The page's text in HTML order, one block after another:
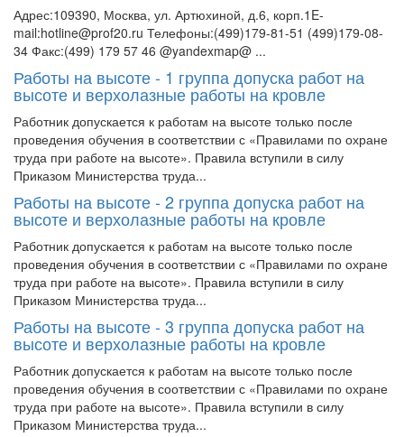
Адрес:109390, Москва, ул. Артюхиной, д.6, корп.1E-
mail:hotline@prof20.ru Телефоны:(499)179-81-51 (499)179-08-
34 Факс:(499) 179 57 46 @yandexmap@ ...
Работы на высоте - 1 группа допуска работ на
высоте и верхолазные работы на кровле
Работник допускается к работам на высоте только после
проведения обучения в соответствии с «Правилами по охране
труда при работе на высоте». Правила вступили в силу
Приказом Министерства труда...
Работы на высоте - 2 группа допуска работ на
высоте и верхолазные работы на кровле
Работник допускается к работам на высоте только после
проведения обучения в соответствии с «Правилами по охране
труда при работе на высоте». Правила вступили в силу
Приказом Министерства труда...
Работы на высоте - 3 группа допуска работ на
высоте и верхолазные работы на кровле
Работник допускается к работам на высоте только после
проведения обучения в соответствии с «Правилами по охране
труда при работе на высоте». Правила вступили в силу
Приказом Министерства труда...